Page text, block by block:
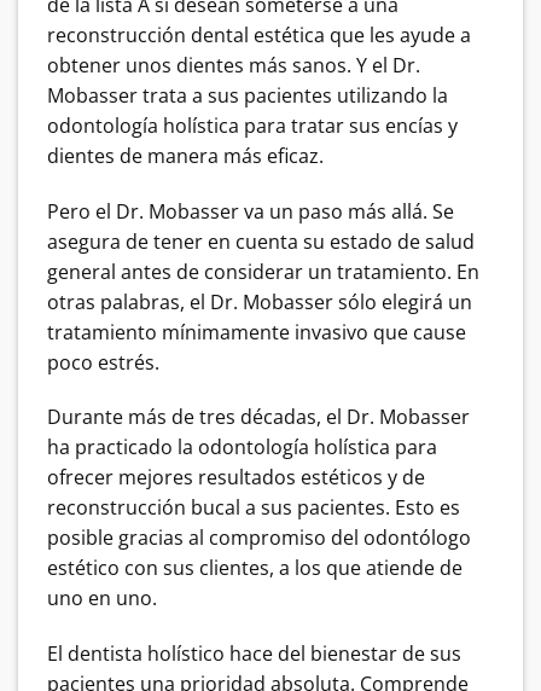
reconstrucción dental estética que les ayude a
obtener unos dientes más sanos. Y el Dr.
Mobasser trata a sus pacientes utilizando la
odontología holística para tratar sus encías y
dientes de manera más eficaz.
Pero el Dr. Mobasser va un paso más allá. Se
asegura de tener en cuenta su estado de salud
general antes de considerar un tratamiento. En
otras palabras, el Dr. Mobasser sólo elegirá un
tratamiento mínimamente invasivo que cause
poco estrés.
Durante más de tres décadas, el Dr. Mobasser
ha practicado la odontología holística para
ofrecer mejores resultados estéticos y de
reconstrucción bucal a sus pacientes. Esto es
posible gracias al compromiso del odontólogo
estético con sus clientes, a los que atiende de
uno en uno.
El dentista holístico hace del bienestar de sus
pacientes una prioridad absoluta. Comprende